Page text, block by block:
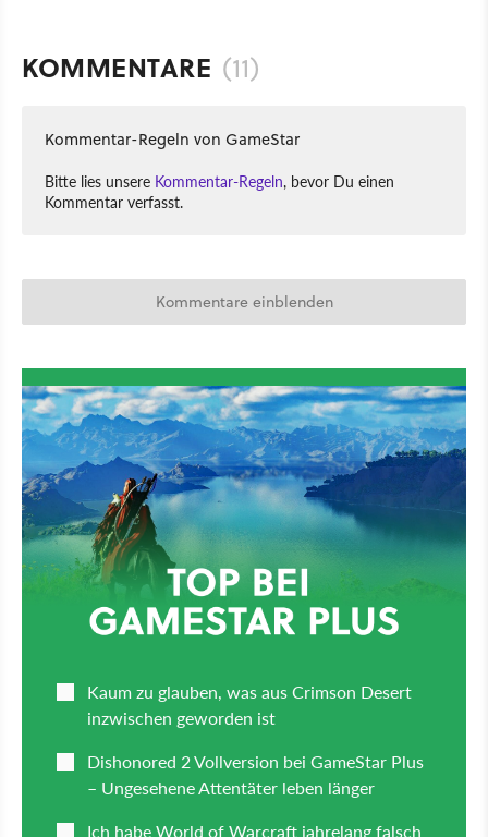
KOMMENTARE (11)
Kommentar-Regeln von GameStar
Bitte lies unsere Kommentar-Regeln, bevor Du einen
Kommentar verfasst.
Kommentare einblenden